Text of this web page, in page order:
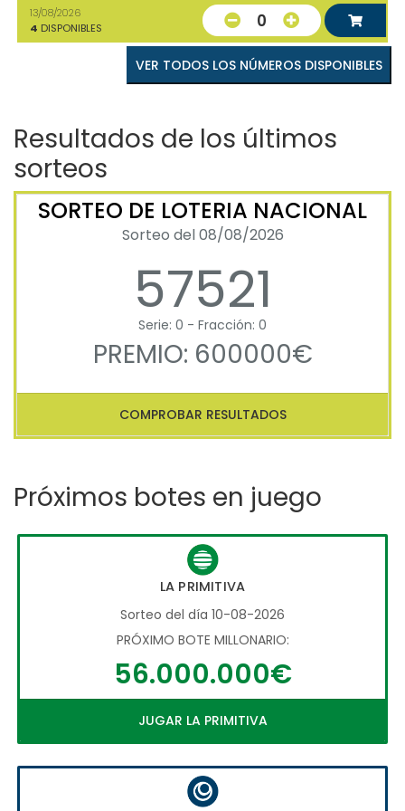
13/08/2026
4 DISPONIBLES 0
VER TODOS LOS NÚMEROS DISPONIBLES
Resultados de los últimos
sorteos
SORTEO DE LOTERIA NACIONAL
Sorteo del 08/08/2026
57521
Serie: 0 - Fracción: 0
PREMIO: 600000€
COMPROBAR RESULTADOS
Próximos botes en juego
LA PRIMITIVA
Sorteo del día 10-08-2026
PRÓXIMO BOTE MILLONARIO:
56.000.000€
JUGAR LA PRIMITIVA